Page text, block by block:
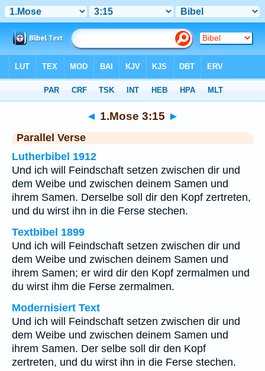
◄ 1.Mose 3:15 ►
Parallel Verse
Lutherbibel 1912
Und ich will Feindschaft setzen zwischen dir und
dem Weibe und zwischen deinem Samen und
ihrem Samen. Derselbe soll dir den Kopf zertreten,
und du wirst ihn in die Ferse stechen.
Textbibel 1899
Und ich will Feindschaft setzen zwischen dir und
dem Weibe und zwischen deinem Samen und
ihrem Samen; er wird dir den Kopf zermalmen und
du wirst ihm die Ferse zermalmen.
Modernisiert Text
Und ich will Feindschaft setzen zwischen dir und
dem Weibe und zwischen deinem Samen und
ihrem Samen. Der selbe soll dir den Kopf
zertreten, und du wirst ihn in die Ferse stechen.